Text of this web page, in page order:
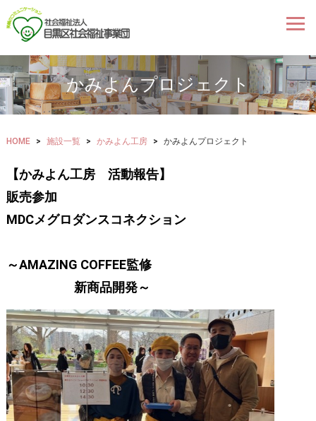
かみよんプロジェクト
HOME > 施設一覧 > かみよん工房 > かみよんプロジェクト
【かみよん工房 活動報告】
販売参加
MDCメグロダンスコネクション
～AMAZING COFFEE監修
新商品開発～